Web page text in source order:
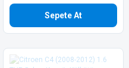
Sepete At